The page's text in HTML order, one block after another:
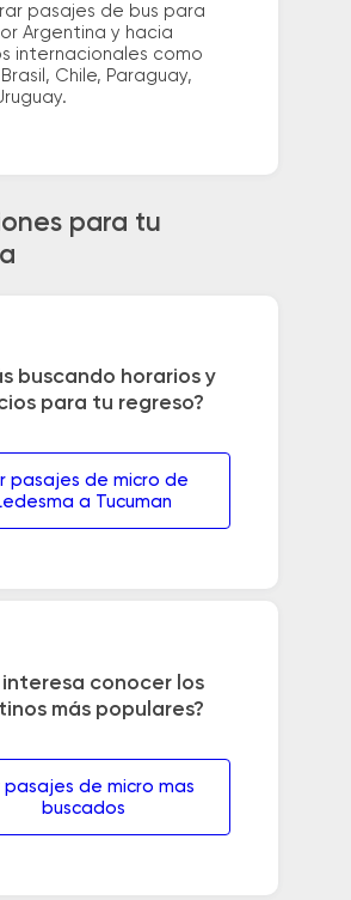
pasajes de bus para
Argentina y hacia
internacionales como
Chile, Paraguay,
para tu
buscando horarios y
para tu regreso?
pasajes de micro de
a Tucuman
interesa conocer los
más populares?
pasajes de micro mas
buscados